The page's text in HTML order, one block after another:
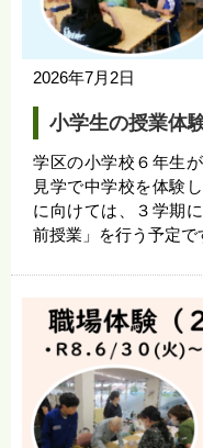
2026年7月2日
小学生の授業体
学区の小学校６年生
見学で中学校を体験
に向けては、３学期
前授業」を行う予定で